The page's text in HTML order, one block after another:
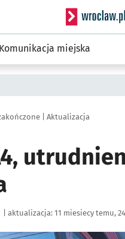
Serwis
Komunikacja miejska
| Aktualizacja
aktualizacja: 11 miesiecy temu,